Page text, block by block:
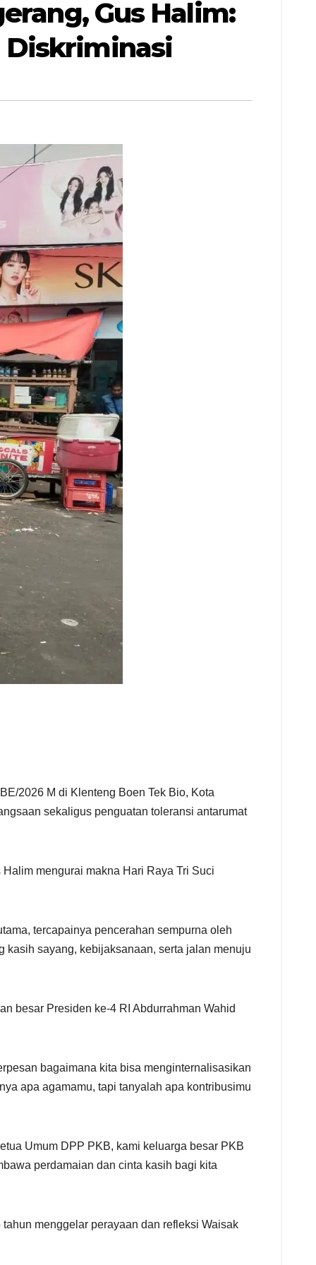
Gus Halim:
Diskriminasi
2026 M di Klenteng Boen Tek Bio, Kota
sekaligus penguatan toleransi antarumat
mengurai makna Hari Raya Tri Suci
tercapainya pencerahan sempurna oleh
kasih sayang, kebijaksanaan, serta jalan menuju
besar Presiden ke-4 RI Abdurrahman Wahid
bagaimana kita bisa menginternalisasikan
apa agamamu, tapi tanyalah apa kontribusimu
Umum DPP PKB, kami keluarga besar PKB
perdamaian dan cinta kasih bagi kita
menggelar perayaan dan refleksi Waisak